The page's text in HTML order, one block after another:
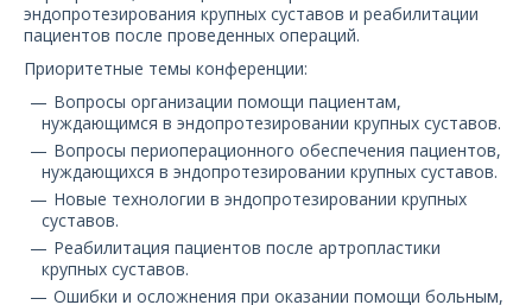
Карьера
эндопротезирования крупных суставов и реабилитации
пациентов после проведенных операций.
Приоритетные темы конференции:
Вопросы организации помощи пациентам,
нуждающимся в эндопротезировании крупных суставов.
Вопросы периоперационного обеспечения пациентов,
нуждающихся в эндопротезировании крупных суставов.
Новые технологии в эндопротезировании крупных
суставов.
Реабилитация пациентов после артропластики
крупных суставов.
Ошибки и осложнения при оказании помощи больным,